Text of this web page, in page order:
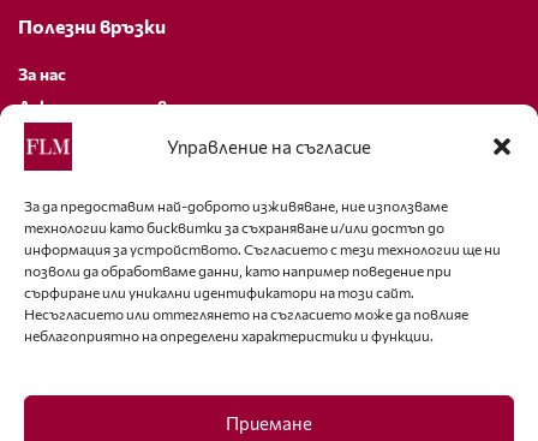
Управление на съгласие
За да предоставим най-доброто изживяване, ние използваме
технологии като бисквитки за съхраняване и/или достъп до
информация за устройството. Съгласието с тези технологии ще ни
позволи да обработваме данни, като например поведение при
сърфиране или уникални идентификатори на този сайт.
Несъгласието или оттеглянето на съгласието може да повлияе
неблагоприятно на определени характеристики и функции.
Приемане
Полезни връзки
За нас
Декларация за поверителност
Политика за бисквитки
За контакти
editor@fashion-lifestyle.net
+359 88 227 33 47
Последвайте ни
Facebook